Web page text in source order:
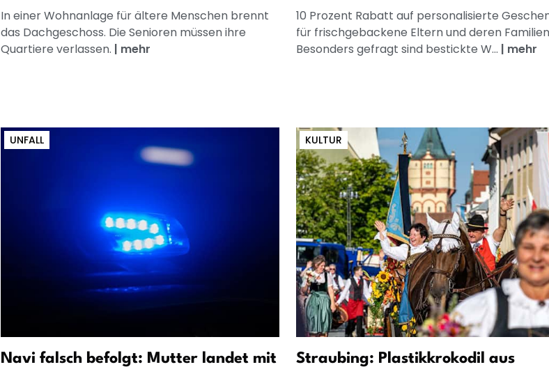
In einer Wohnanlage für ältere Menschen brennt
das Dachgeschoss. Die Senioren müssen ihre
Quartiere verlassen. | mehr
10 Prozent Rabatt auf personalisierte
für frischgebackene Eltern und deren
Besonders gefragt sind bestickte W... | mehr
UNFALL
Navi falsch befolgt: Mutter landet mit
KULTUR
Straubing: Plastikkrokodil aus